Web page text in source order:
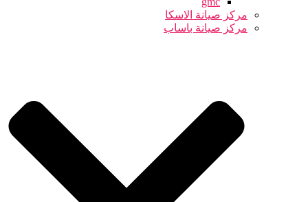
مركز صيانة الاسكا
مركز صيانة باساب